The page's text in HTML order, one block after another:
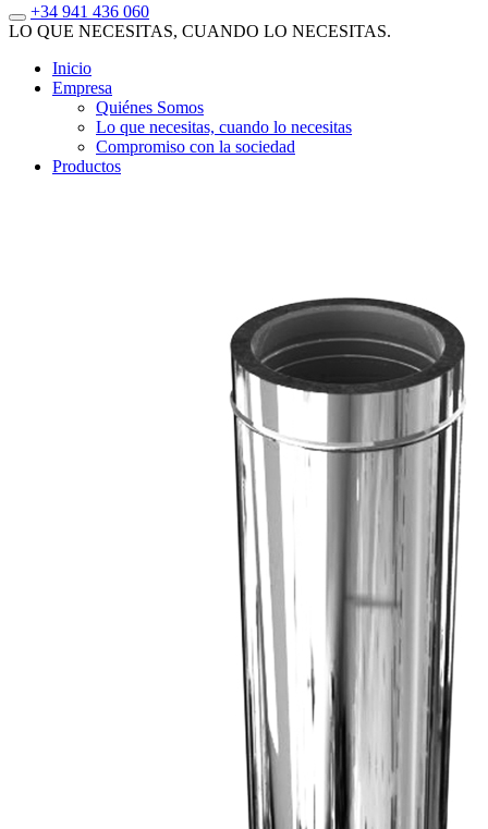
+34 941 436 060
LO QUE NECESITAS, CUANDO LO NECESITAS.
Inicio
Empresa
Quiénes Somos
Lo que necesitas, cuando lo necesitas
Compromiso con la sociedad
Productos